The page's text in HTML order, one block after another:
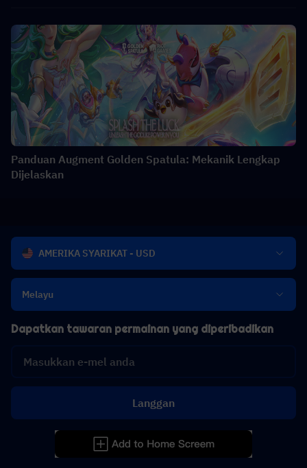
Panduan Augment Golden Spatula: Mekanik Lengkap
Dijelaskan
AMERIKA SYARIKAT - USD
Melayu
Dapatkan tawaran permainan yang diperibadikan
Langgan